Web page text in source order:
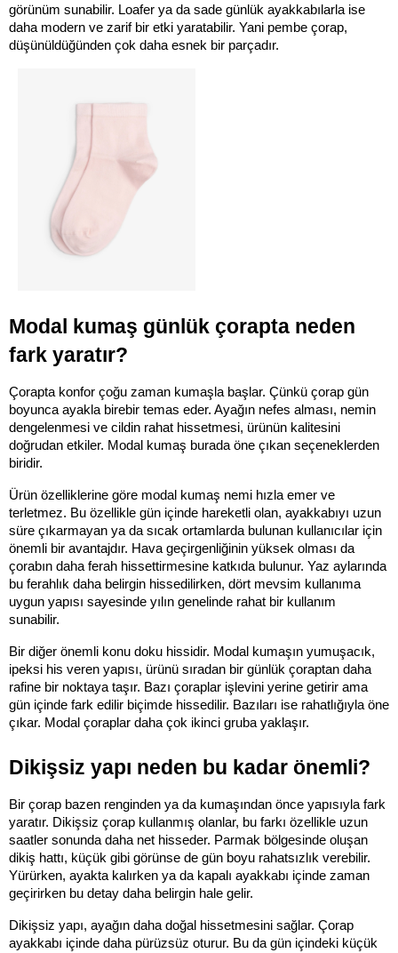
görünüm sunabilir. Loafer ya da sade günlük ayakkabılarla ise
daha modern ve zarif bir etki yaratabilir. Yani pembe çorap,
düşünüldüğünden çok daha esnek bir parçadır.
Modal kumaş günlük çorapta neden
fark yaratır?
Çorapta konfor çoğu zaman kumaşla başlar. Çünkü çorap gün
boyunca ayakla birebir temas eder. Ayağın nefes alması, nemin
dengelenmesi ve cildin rahat hissetmesi, ürünün kalitesini
doğrudan etkiler. Modal kumaş burada öne çıkan seçeneklerden
biridir.
Ürün özelliklerine göre modal kumaş nemi hızla emer ve
terletmez. Bu özellikle gün içinde hareketli olan, ayakkabıyı uzun
süre çıkarmayan ya da sıcak ortamlarda bulunan kullanıcılar için
önemli bir avantajdır. Hava geçirgenliğinin yüksek olması da
çorabın daha ferah hissettirmesine katkıda bulunur. Yaz aylarında
bu ferahlık daha belirgin hissedilirken, dört mevsim kullanıma
uygun yapısı sayesinde yılın genelinde rahat bir kullanım
sunabilir.
Bir diğer önemli konu doku hissidir. Modal kumaşın yumuşacık,
ipeksi his veren yapısı, ürünü sıradan bir günlük çoraptan daha
rafine bir noktaya taşır. Bazı çoraplar işlevini yerine getirir ama
gün içinde fark edilir biçimde hissedilir. Bazıları ise rahatlığıyla öne
çıkar. Modal çoraplar daha çok ikinci gruba yaklaşır.
Dikişsiz yapı neden bu kadar önemli?
Bir çorap bazen renginden ya da kumaşından önce yapısıyla fark
yaratır. Dikişsiz çorap kullanmış olanlar, bu farkı özellikle uzun
saatler sonunda daha net hisseder. Parmak bölgesinde oluşan
dikiş hattı, küçük gibi görünse de gün boyu rahatsızlık verebilir.
Yürürken, ayakta kalırken ya da kapalı ayakkabı içinde zaman
geçirirken bu detay daha belirgin hale gelir.
Dikişsiz yapı, ayağın daha doğal hissetmesini sağlar. Çorap
ayakkabı içinde daha pürüzsüz oturur. Bu da gün içindeki küçük